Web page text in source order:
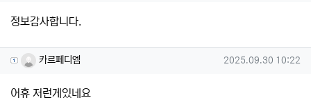
정보감사합니다.
카르페디엠님의 댓글
카르페디엠 작성일
2025.09.30 10:22
어휴 저런게있네요